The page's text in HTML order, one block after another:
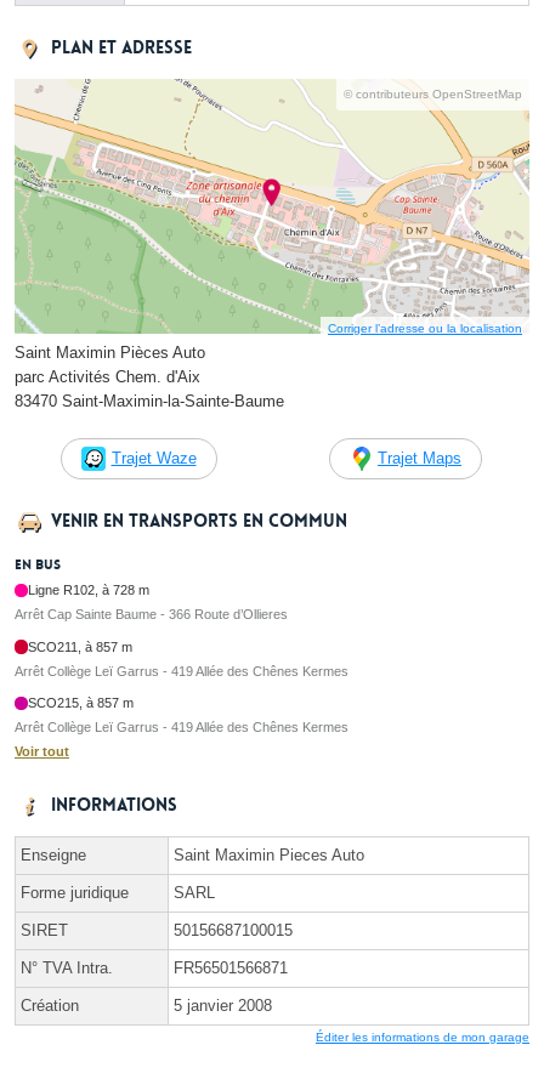
Plan et adresse
© contributeurs OpenStreetMap
Corriger l’adresse ou la localisation
Saint Maximin Pièces Auto
parc Activités Chem. d'Aix
83470 Saint-Maximin-la-Sainte-Baume
Trajet Waze Trajet Maps
Venir en transports en commun
En bus
Ligne R102, à 728 m
Arrêt Cap Sainte Baume - 366 Route d’Ollieres
SCO211, à 857 m
Arrêt Collège Leï Garrus - 419 Allée des Chênes Kermes
SCO215, à 857 m
Arrêt Collège Leï Garrus - 419 Allée des Chênes Kermes
Voir tout
Informations
Enseigne Saint Maximin Pieces Auto
Forme juridique SARL
SIRET 50156687100015
N° TVA Intra. FR56501566871
Création 5 janvier 2008
Éditer les informations de mon garage